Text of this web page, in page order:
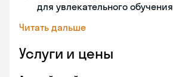
для увлекательного обучения
Читать дальше
Услуги и цены